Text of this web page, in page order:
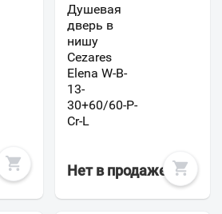
Душевая
дверь в
нишу
Cezares
Elena W-B-
13-
30+60/60-P-
Cr-L
Нет в продаже